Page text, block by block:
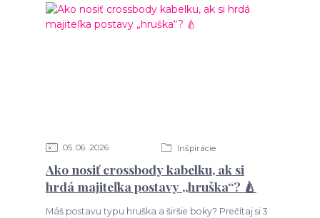
05 06 2026 Inšpirácie
Ako nosiť crossbody kabelku, ak si
hrdá majiteľka postavy „hruška“? 🍐
Máš postavu typu hruška a širšie boky? Prečítaj si 3